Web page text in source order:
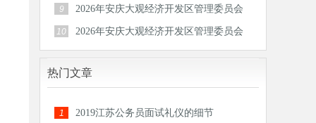
分公司
9
2026年安庆大观经济开发区管理委员会
公开招
10
2026年安庆大观经济开发区管理委员会
公开招
热门文章
1 2019江苏公务员面试礼仪的细节